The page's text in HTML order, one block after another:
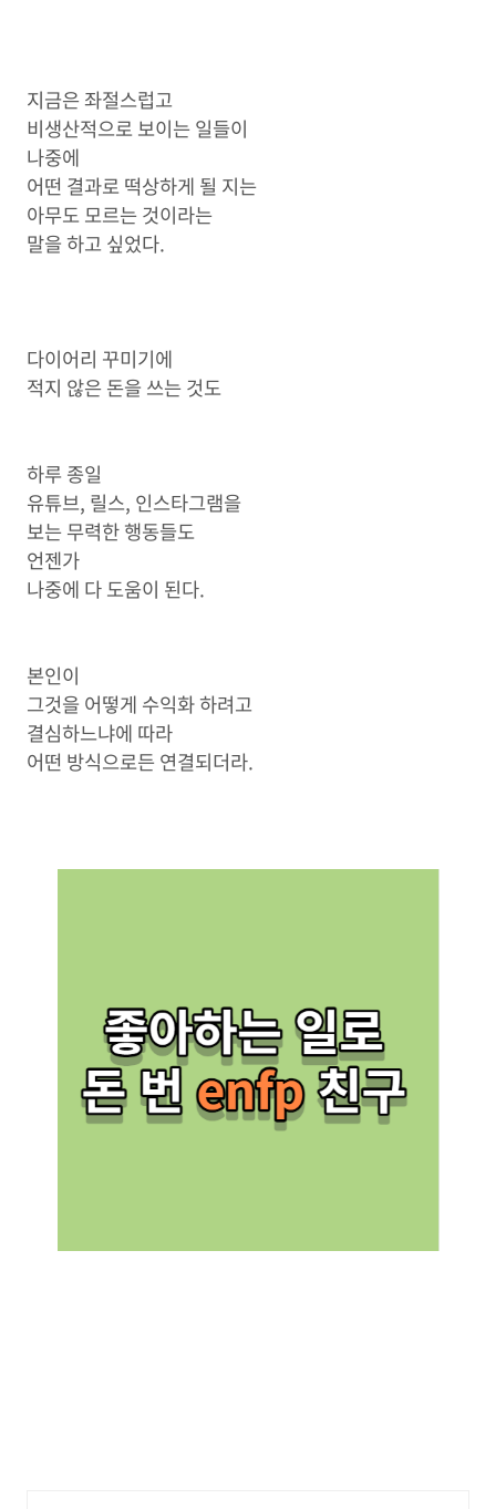
지금은 좌절스럽고
비생산적으로 보이는 일들이
나중에
어떤 결과로 떡상하게 될 지는
아무도 모르는 것이라는
말을 하고 싶었다.
다이어리 꾸미기에
적지 않은 돈을 쓰는 것도
하루 종일
유튜브, 릴스, 인스타그램을
보는 무력한 행동들도
언젠가
나중에 다 도움이 된다.
본인이
그것을 어떻게 수익화 하려고
결심하느냐에 따라
어떤 방식으로든 연결되더라.